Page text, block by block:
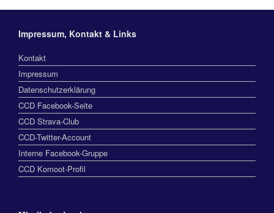
Impressum, Kontakt & Links
Kontakt
Impressum
Datenschutzerklärung
CCD Facebook-Seite
CCD Strava-Club
CCD-Twitter-Account
Interne Facebook-Gruppe
CCD Komoot-Profil